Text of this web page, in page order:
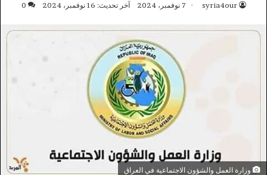
syria4our 7 نوفمبر، 2024 آخر تحديث: 16 نوفمبر، 2024 0
وزارة العمل والشؤون الاجتماعية في العراق